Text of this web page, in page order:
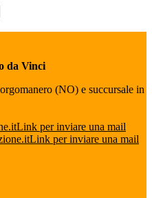
da Vinci
(NO) e succursale in
Link per inviare una mail
Link per inviare una mail